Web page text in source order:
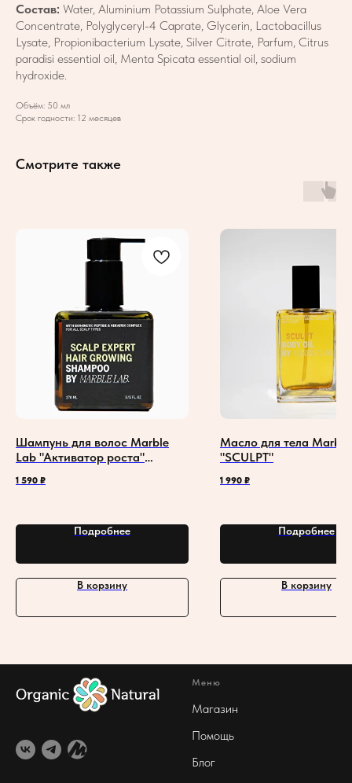
Состав: Water, Aluminium Potassium Sulphate, Aloe Vera
Concentrate, Polyglyceryl-4 Caprate, Glycerin, Lactobacillus
Lysate, Propionibacterium Lysate, Silver Citrate, Parfum, Citrus
paradisi essential oil, Menta Spicata essential oil, sodium
hydroxide.
Объём: 50 мл
Срок годности: 12 месяцев
Смотрите также
Шампунь для волос Marble
Lab "Активатор роста"
1 590 ₽
Подробнее
В корзину
Масло для тела
"SCULPT"
1 990 ₽
Подробнее
В корзину
Меню
Магазин
Помощь
Блог